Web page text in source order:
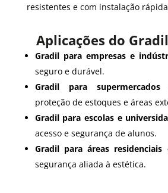
resistentes e com instalação
Aplicações do
Gradil para empresas e
seguro e durável.
Gradil para
proteção de estoques e áreas
Gradil para escolas e
acesso e segurança de alunos.
Gradil para áreas residenciais
segurança aliada à estética.